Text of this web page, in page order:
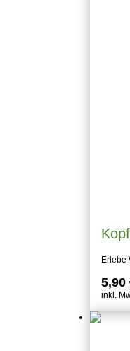
Erlebe
5,90
inkl.